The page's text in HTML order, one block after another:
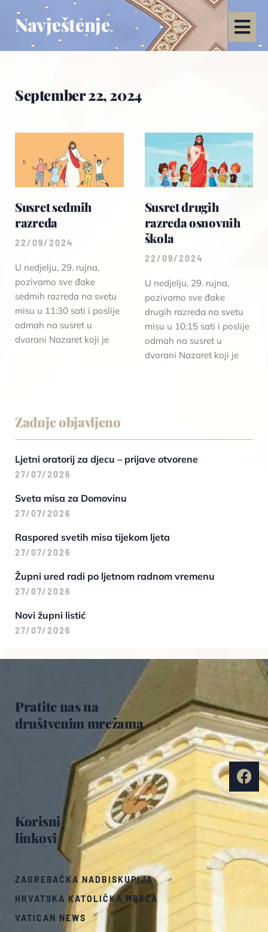
Navještenje
September 22, 2024
Susret sedmih
razreda
22/09/2024
U nedjelju, 29. rujna,
pozivamo sve đake
sedmih razreda na svetu
misu u 11:30 sati i poslije
odmah na susret u
dvorani Nazaret koji je
Susret drugih
razreda osnovnih
škola
22/09/2024
U nedjelju, 29. rujna,
pozivamo sve đake
drugih razreda na svetu
misu u 10:15 sati i poslije
odmah na susret u
dvorani Nazaret koji je
Zadnje objavljeno
Ljetni oratorij za djecu – prijave otvorene
27/07/2026
Sveta misa za Domovinu
27/07/2026
Raspored svetih misa tijekom ljeta
27/07/2026
Župni ured radi po ljetnom radnom vremenu
27/07/2026
Novi župni listić
27/07/2026
Korisni
linkovi
ZAGREBAČKA NADBISKUPIJA
HRVATSKA KATOLIČKA MREŽA
VATICAN NEWS
Pratite nas na
društvenim mrežama